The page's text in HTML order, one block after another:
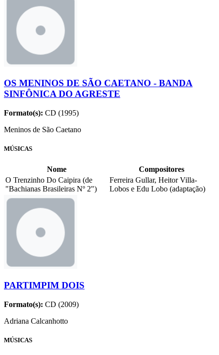
OS MENINOS DE SÃO CAETANO - BANDA
SINFÔNICA DO AGRESTE
Formato(s): CD (1995)
Meninos de São Caetano
MÚSICAS
Nome
Compositores
O Trenzinho Do Caipira (de
"Bachianas Brasileiras Nº 2")
Ferreira Gullar, Heitor Villa-
Lobos e Edu Lobo (adaptação)
PARTIMPIM DOIS
Formato(s): CD (2009)
Adriana Calcanhotto
MÚSICAS